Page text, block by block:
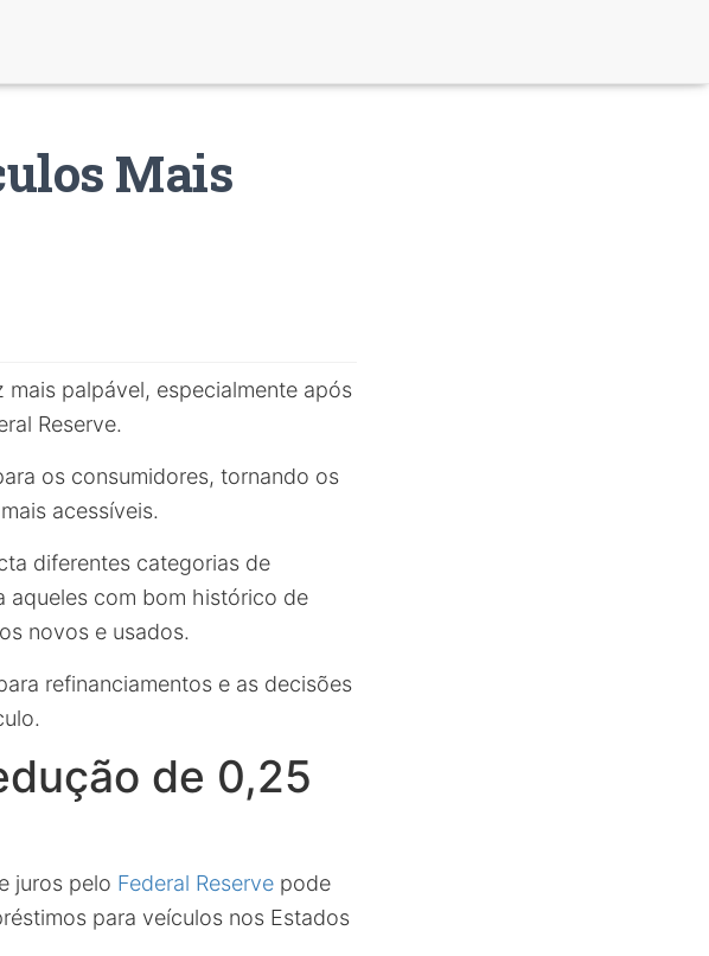
Mais
mais palpável, especialmente após
Reserve.
os consumidores, tornando os
acessíveis.
diferentes categorias de
aqueles com bom histórico de
novos e usados.
refinanciamentos e as decisões
de 0,25
juros pelo Federal Reserve pode
para veículos nos Estados